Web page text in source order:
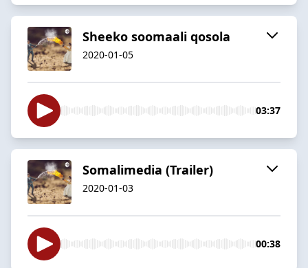
Sheeko soomaali qosola
2020-01-05
03:37
Somalimedia (Trailer)
2020-01-03
00:38